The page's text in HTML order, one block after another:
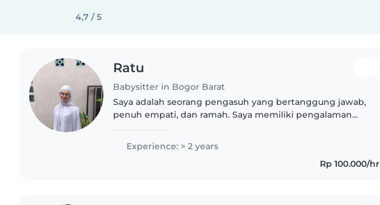
4,7 / 5
Ratu
Babysitter in Bogor Barat
Saya adalah seorang pengasuh yang bertanggung jawab,
penuh empati, dan ramah. Saya memiliki pengalaman
balita, pra-sekolah, dan..
Experience: > 2 years
Rp 100.000/hr